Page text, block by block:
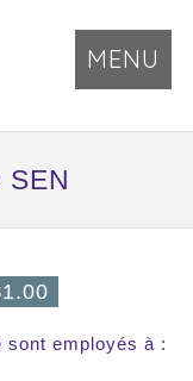
MENU
sont employés à :